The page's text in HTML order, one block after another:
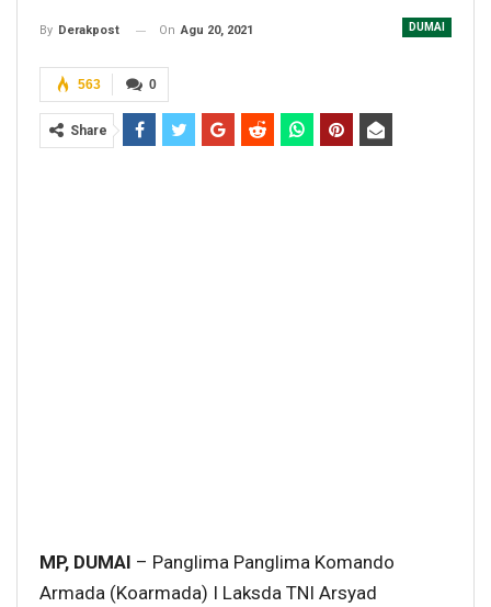
DUMAI
By Derakpost On Agu 20, 2021
0
563
Share
MP, DUMAI – Panglima Panglima Komando
Armada (Koarmada) I Laksda TNI Arsyad